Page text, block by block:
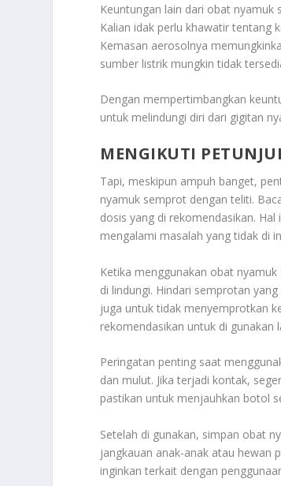
Keuntungan lain dari obat
Kalian idak perlu khawatir tentang
Kemasan aerosolnya
sumber listrik mungkin tidak
Dengan mempertimbangkan
untuk melindungi diri dari gigitan
MENGIKUTI
Tapi, meskipun ampuh banget,
nyamuk semprot dengan teliti.
dosis yang di rekomendasikan.
mengalami masalah yang tidak di
Ketika menggunakan obat
di lindungi. Hindari semprotan
juga untuk tidak menyemprotkan
rekomendasikan untuk di gunakan
Peringatan penting saat
dan mulut. Jika terjadi kontak,
pastikan untuk menjauhkan botol
Setelah di gunakan, simpan obat
jangkauan anak-anak atau hewan
inginkan terkait dengan